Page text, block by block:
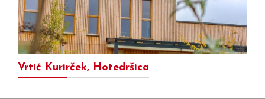
Vrtić Kurirček, Hotedršica